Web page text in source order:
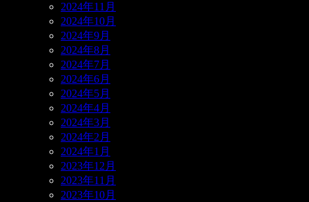
2024年11月
2024年10月
2024年9月
2024年8月
2024年7月
2024年6月
2024年5月
2024年4月
2024年3月
2024年2月
2024年1月
2023年12月
2023年11月
2023年10月